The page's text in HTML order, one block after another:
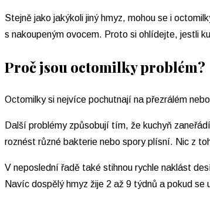
Stejně jako jakýkoli jiný hmyz, mohou se i
s nakoupeným ovocem. Proto si ohlídejte, jestli
Proč jsou octomilky problém?
Octomilky si nejvíce pochutnají na přezrálém
Další problémy způsobují tím, že kuchyň
roznést různé bakterie nebo spory plísní. Nic z
V neposlední řadě také stihnou rychle naklást
Navíc dospělý hmyz žije 2 až 9 týdnů a pokud